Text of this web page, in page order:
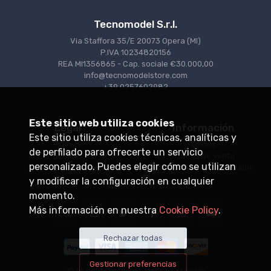
Tecnomodel S.r.l.
Via Staffora 35/E 20073 Opera (MI)
P.IVA 10234820156
REA MI1356865 - Cap. sociale €30.000,00
info@tecnomodelstore.com
+39 0257602982
Legal
Cookies
Condiciones de venta
Información
Puntos de venta
Conviértase en distribuidor
Este sitio web utiliza cookies
Este sitio utiliza cookies técnicas, analíticas y
de perfilado para ofrecerte un servicio
personalizado. Puedes elegir cómo se utilizan
y modificar la configuración en cualquier
momento.
Más información en nuestra Cookie Policy.
Rechazar todas
Gestionar preferencias